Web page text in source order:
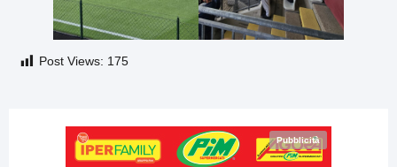
Post Views: 175
Pubblicità